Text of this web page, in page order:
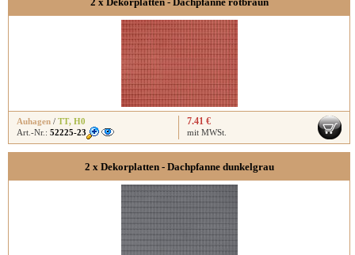
Auhagen / TT, H0
Art.-Nr.: 52225-23
7.41 €
mit MWSt.
2 x Dekorplatten - Dachpfanne dunkelgrau